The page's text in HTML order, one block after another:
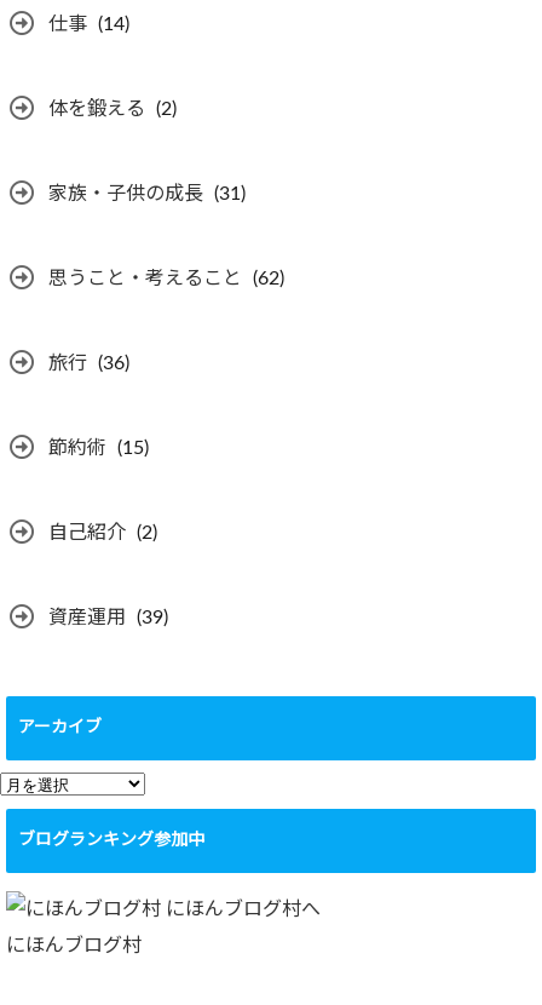
仕事 (14)
体を鍛える (2)
家族・子供の成長 (31)
思うこと・考えること (62)
旅行 (36)
節約術 (15)
自己紹介 (2)
資産運用 (39)
アーカイブ
ア
ー
イ
ブ
ブログランキング参加中
にほんブログ村